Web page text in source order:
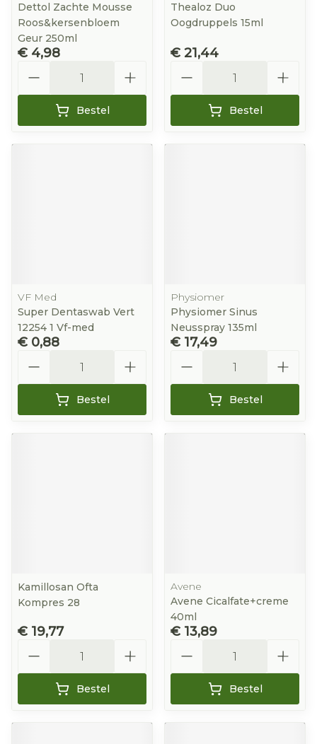
Dettol Zachte Mousse
Roos&kersenbloem
Geur 250ml
€ 4,98
Bestel
Thealoz Duo
Oogdruppels 15ml
€ 21,44
Bestel
VF Med
Super Dentaswab Vert
12254 1 Vf-med
€ 0,88
Bestel
Physiomer
Physiomer Sinus
Neusspray 135ml
€ 17,49
Bestel
Kamillosan Ofta
Kompres 28
€ 19,77
Bestel
Avene
Avene Cicalfate+creme
40ml
€ 13,89
Bestel